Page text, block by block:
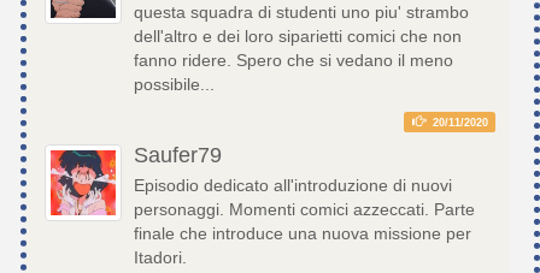
questa squadra di studenti uno piu' strambo
dell'altro e dei loro siparietti comici che non
fanno ridere. Spero che si vedano il meno
possibile...
20/11/2020
Saufer79
Episodio dedicato all'introduzione di nuovi
personaggi. Momenti comici azzeccati. Parte
finale che introduce una nuova missione per
Itadori.